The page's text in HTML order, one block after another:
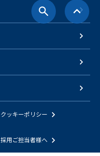
クッキーポリシー
採用ご担当者様へ